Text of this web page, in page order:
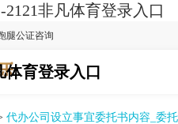
非凡体育登录入口
腿公证咨询
体育登录入口
代办公司设立事宜委托书内容_委